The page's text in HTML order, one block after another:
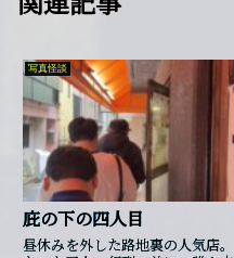
写真怪談
庇の下の四人目
昼休みを外した路地裏の人気店。